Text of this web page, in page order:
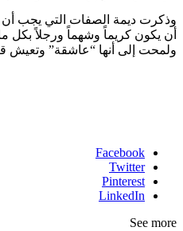
وذكرت ديمة الصفات التي يجب
أن يكون كريماً وشهماً ورجلاً بكل
ولمحت إلى أنها “عاشقة”
Facebook
Twitter
Pinterest
LinkedIn
See more